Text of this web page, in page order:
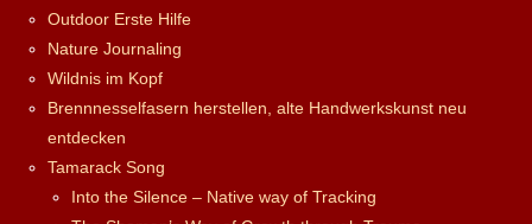
Outdoor Erste Hilfe
Nature Journaling
Wildnis im Kopf
Brennnesselfasern herstellen, alte Handwerkskunst neu
entdecken
Tamarack Song
Into the Silence – Native way of Tracking